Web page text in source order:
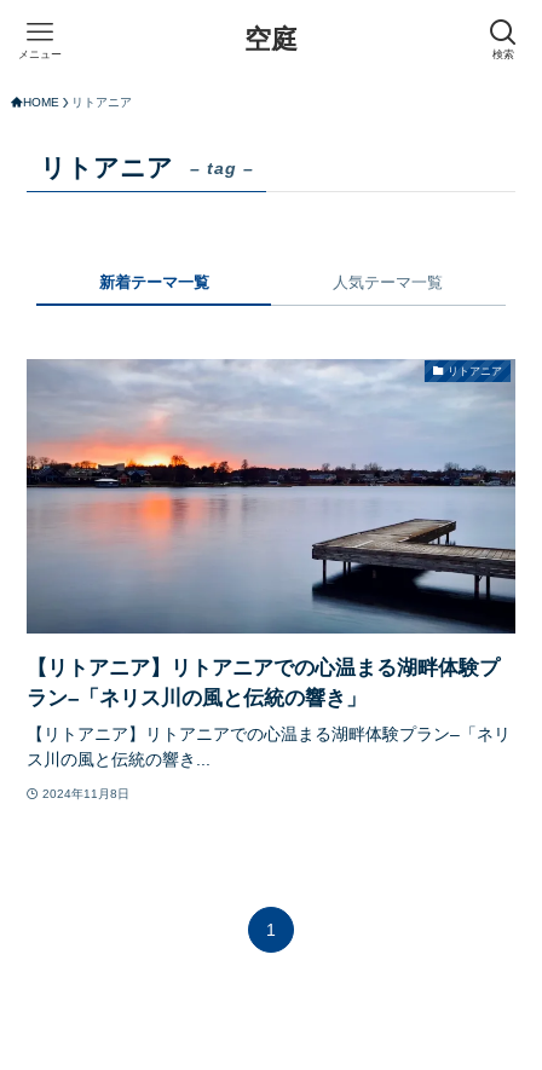
空庭 検索
メニュー
HOME リトアニア
リトアニア – tag –
新着テーマ一覧 人気テーマ一覧
リトアニア
【リトアニア】リトアニアでの心温まる湖畔体験プ
ラン–「ネリス川の風と伝統の響き」
【リトアニア】リトアニアでの心温まる湖畔体験プラン–「ネリ
ス川の風と伝統の響き...
2024年11月8日
1